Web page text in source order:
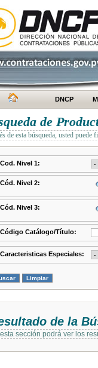
DNCP
de
de esta búsqueda, usted puede
Cod. Nivel 1:
Cód. Nivel 2:
Cód. Nivel 3:
Código Catálogo/Título:
Caracteristicas Especiales:
de la
esta sección podrá ver los